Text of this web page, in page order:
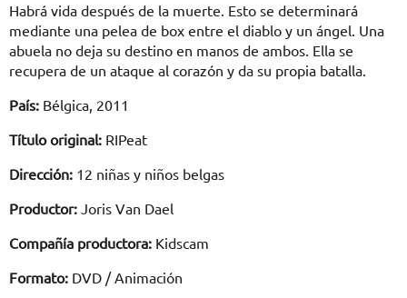
Habrá vida después de la muerte. Esto se determinará
mediante una pelea de box entre el diablo y un ángel. Una
abuela no deja su destino en manos de ambos. Ella se
recupera de un ataque al corazón y da su propia batalla.
País: Bélgica, 2011
Título original: RIPeat
Dirección: 12 niñas y niños belgas
Productor: Joris Van Dael
Compañía productora: Kidscam
Formato: DVD / Animación